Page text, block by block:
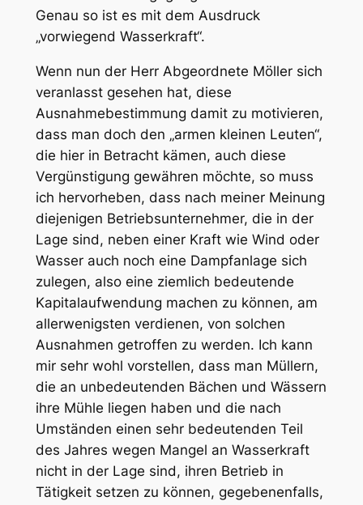
Genau so ist es mit dem Ausdruck
„vorwiegend Wasserkraft“.
Wenn nun der Herr Abgeordnete Möller sich
veranlasst gesehen hat, diese
Ausnahmebestimmung damit zu motivieren,
dass man doch den „armen kleinen Leuten“,
die hier in Betracht kämen, auch diese
Vergünstigung gewähren möchte, so muss
ich hervorheben, dass nach meiner Meinung
diejenigen Betriebsunternehmer, die in der
Lage sind, neben einer Kraft wie Wind oder
Wasser auch noch eine Dampfanlage sich
zulegen, also eine ziemlich bedeutende
Kapitalaufwendung machen zu können, am
allerwenigsten verdienen, von solchen
Ausnahmen getroffen zu werden. Ich kann
mir sehr wohl vorstellen, dass man Müllern,
die an unbedeutenden Bächen und Wässern
ihre Mühle liegen haben und die nach
Umständen einen sehr bedeutenden Teil
des Jahres wegen Mangel an Wasserkraft
nicht in der Lage sind, ihren Betrieb in
Tätigkeit setzen zu können, gegebenenfalls,